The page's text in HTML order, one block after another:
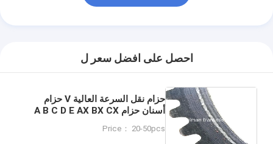
احصل على افضل سعر ل
حزام نقل السرعة العالية V حزام
أسنان حزام A B C D E AX BX CX
SPC العلامة التجارية Ramelman
Price： 20-50pcs